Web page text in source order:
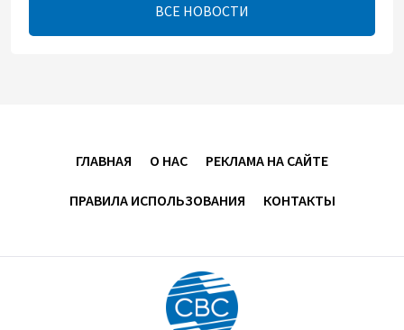
08:00 5 августа 2026
В Физулинском районе вспыхнул пожар на
открытой местности
ВСЕ НОВОСТИ
ГЛАВНАЯ О НАС РЕКЛАМА НА САЙТЕ
ПРАВИЛА ИСПОЛЬЗОВАНИЯ КОНТАКТЫ